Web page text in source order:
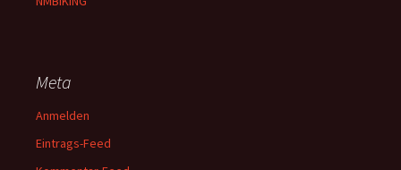
Meta
Anmelden
Eintrags-Feed